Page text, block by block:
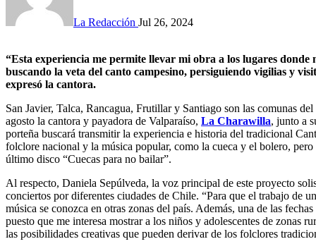
La Redacción Jul 26, 2024
“Esta experiencia me permite llevar mi obra a los lugares donde nació este proyecto, donde anduve años revoloteando
buscando la veta del canto campesino, persiguiendo vigilias y
expresó la cantora.
San Javier, Talca, Rancagua, Frutillar y Santiago son las comunas
agosto la cantora y payadora de Valparaíso, La Charawilla, junto a
porteña buscará transmitir la experiencia e historia del tradicional
folclore nacional y la música popular, como la cueca y el bolero,
último disco “Cuecas para no bailar”.
Al respecto, Daniela Sepúlveda, la voz principal de este proyecto
conciertos por diferentes ciudades de Chile. “Para que el trabajo de
música se conozca en otras zonas del país. Además, una de las
puesto que me interesa mostrar a los niños y adolescentes de zonas
las posibilidades creativas que pueden derivar de los folclores